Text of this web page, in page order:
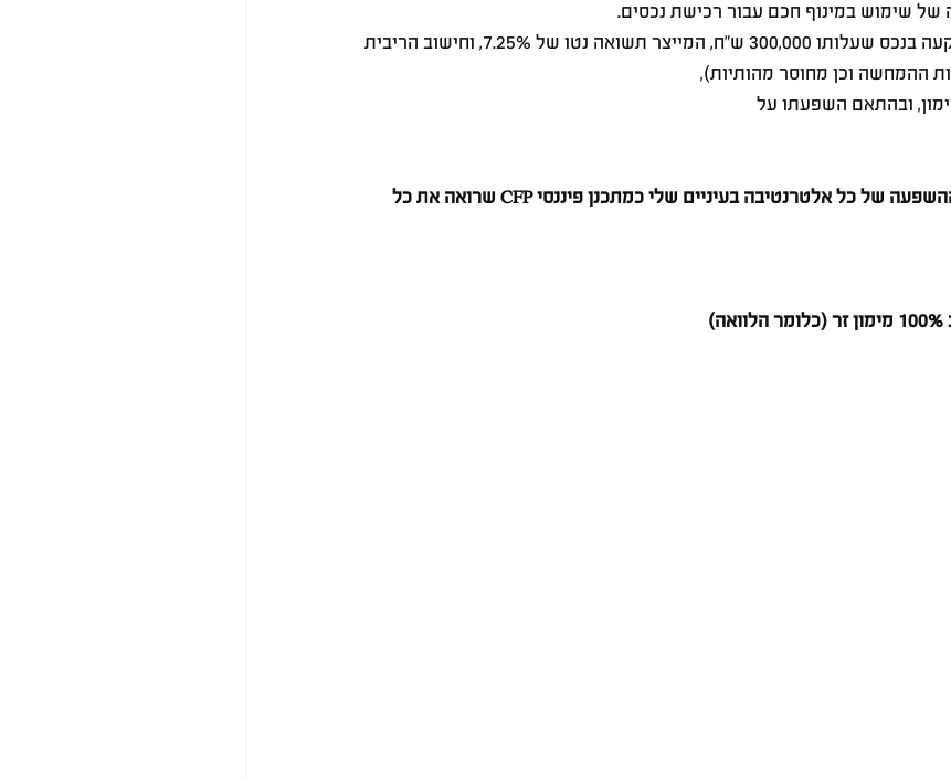
של שימוש במינוף חכם עבור רכישת נכסים.
בדוגמאות שלפנינו נבחנת השקעה בנכס שעלותו 300,000 ש"ח, המייצר תשואה נטו של 7.25%, וחישוב הריבית
ההמחשה וכן מחוסר מהותיות),
ובהתאם השפעתו על
המאמר בה להראות לכם את ההשפעה של כל אלטרנטיבה בעיניים שלי כמתכנן פיננסי CFP שרואה את כל